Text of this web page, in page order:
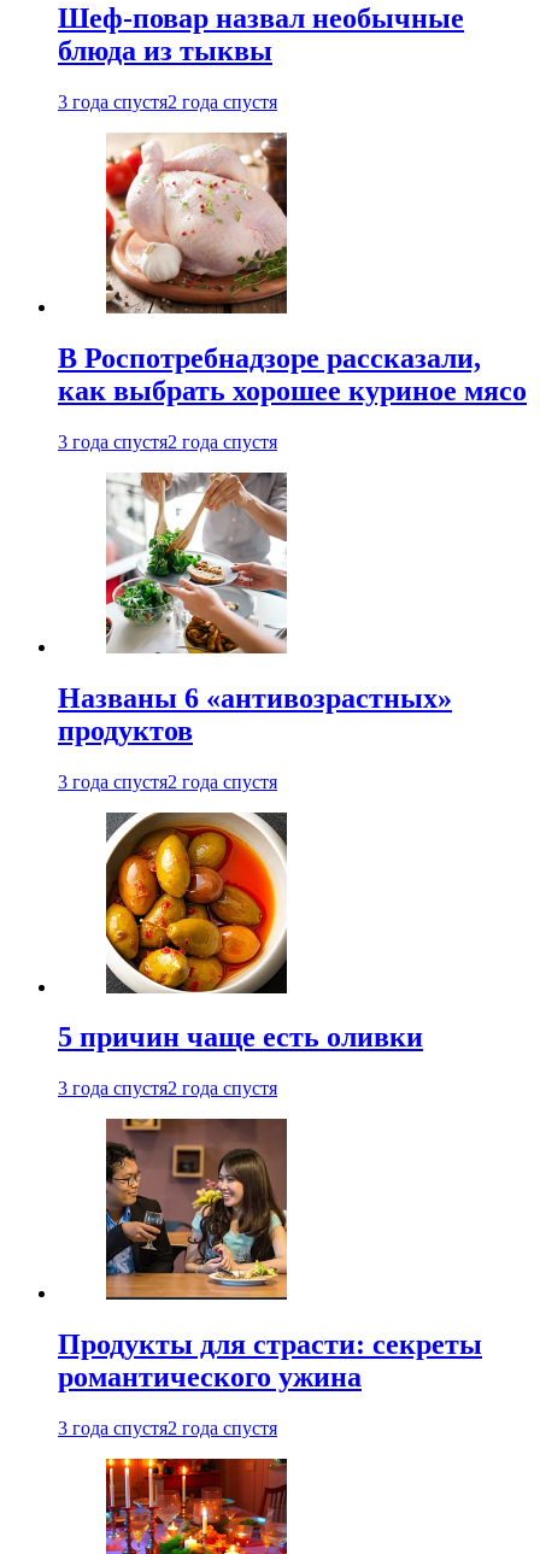
Шеф-повар назвал необычные
блюда из тыквы
3 года спустя2 года спустя
В Роспотребнадзоре рассказали,
как выбрать хорошее куриное мясо
3 года спустя2 года спустя
Названы 6 «антивозрастных»
продуктов
3 года спустя2 года спустя
5 причин чаще есть оливки
3 года спустя2 года спустя
Продукты для страсти: секреты
романтического ужина
3 года спустя2 года спустя